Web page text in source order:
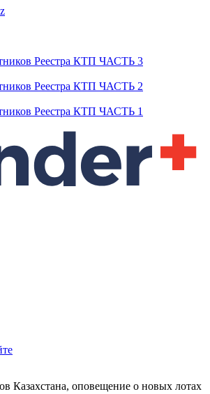
Реестра КТП ЧАСТЬ 3
Реестра КТП ЧАСТЬ 2
Реестра КТП ЧАСТЬ 1
Казахстана, оповещение о новых лотах